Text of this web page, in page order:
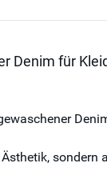
Denim für